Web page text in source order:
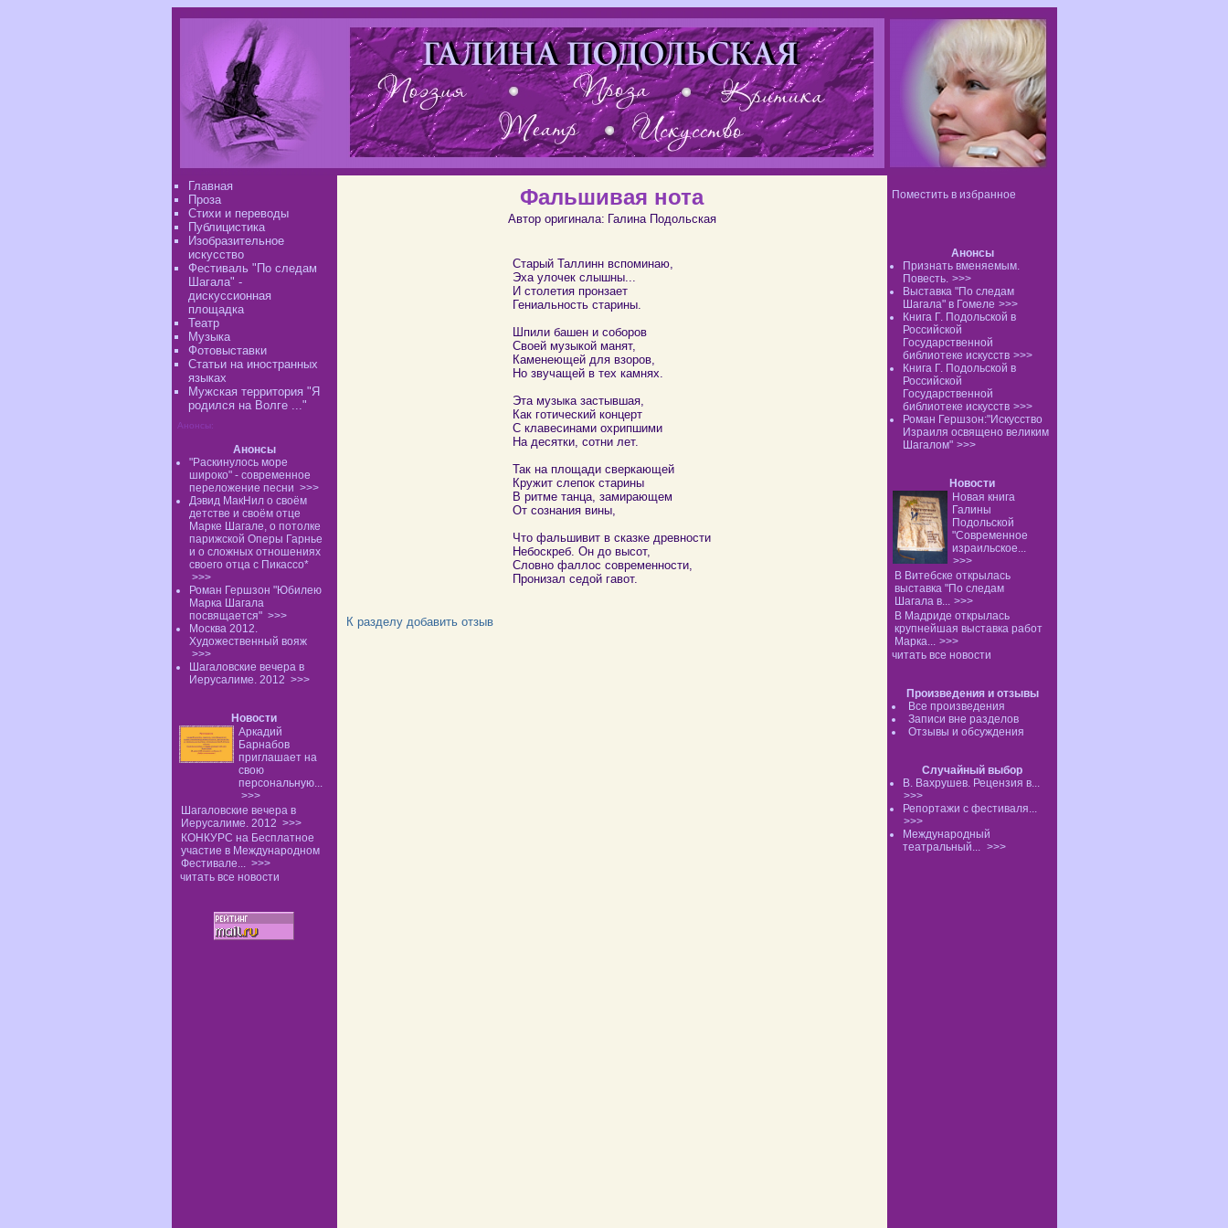
Поместить в избранное
Анонсы
Признать вменяемым.
Повесть. >>>
Выставка "По следам
Шагала" в Гомеле >>>
Книга Г. Подольской в
Российской
Государственной
библиотеке искусств >>>
Книга Г. Подольской в
Российской
Государственной
библиотеке искусств >>>
Роман Гершзон:"Искусство
Израиля освящено великим
Шагалом" >>>
Новости
Новая книга
Галины
Подольской
"Современное
израильское...
>>>
В Витебске открылась
выставка "По следам
Шагала в... >>>
В Мадриде открылась
крупнейшая выставка работ
Марка... >>>
читать все новости
Произведения и отзывы
Все произведения
Записи вне разделов
Отзывы и обсуждения
Случайный выбор
В. Вахрушев. Рецензия в...
>>>
Репортажи с фестиваля...
>>>
Международный
театральный... >>>
Главная
Проза
Стихи и переводы
Публицистика
Изобразительное
искусство
Фестиваль "По следам
Шагала" -
дискуссионная
площадка
Театр
Музыка
Фотовыставки
Статьи на иностранных
языках
Мужская территория "Я
родился на Волге ..."
Анонсы:
Анонсы
"Раскинулось море
широко" - современное
переложение песни >>>
Дэвид МакНил о своём
детстве и своём отце
Марке Шагале, о потолке
парижской Оперы Гарнье
и о сложных отношениях
своего отца с Пикассо*
>>>
Роман Гершзон "Юбилею
Марка Шагала
посвящается" >>>
Москва 2012.
Художественный вояж
>>>
Шагаловские вечера в
Иерусалиме. 2012 >>>
Новости
Аркадий
Барнабов
приглашает на
свою
персональную...
>>>
Шагаловские вечера в
Иерусалиме. 2012 >>>
КОНКУРС на Бесплатное
участие в Международном
Фестивале... >>>
читать все новости
Фальшивая нота
Автор оригинала: Галина Подольская
Старый Таллинн вспоминаю,
Эха улочек слышны...
И столетия пронзает
Гениальность старины.
Шпили башен и соборов
Своей музыкой манят,
Каменеющей для взоров,
Но звучащей в тех камнях.
Эта музыка застывшая,
Как готический концерт
С клавесинами охрипшими
На десятки, сотни лет.
Так на площади сверкающей
Кружит слепок старины
В ритме танца, замирающем
От сознания вины,
Что фальшивит в сказке древности
Небоскреб. Он до высот,
Словно фаллос современности,
Пронизал седой гавот.
К разделу добавить отзыв